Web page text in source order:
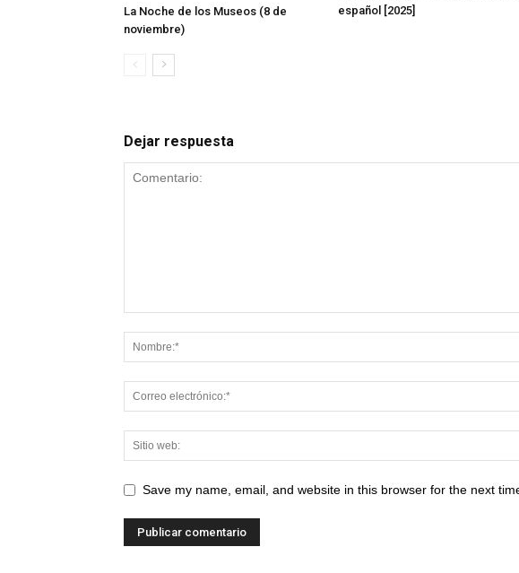
La Noche de los Museos (8 de
noviembre)
español [2025]
Dejar respuesta
Save my name, email, and website in this browser for the next